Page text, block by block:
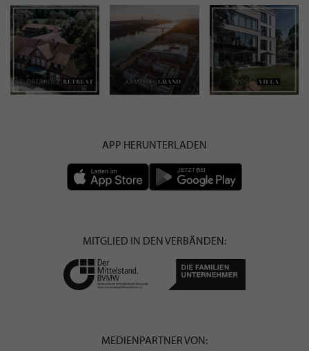
APP HERUNTERLADEN
MITGLIED IN DEN VERBÄNDEN:
MEDIENPARTNER VON: